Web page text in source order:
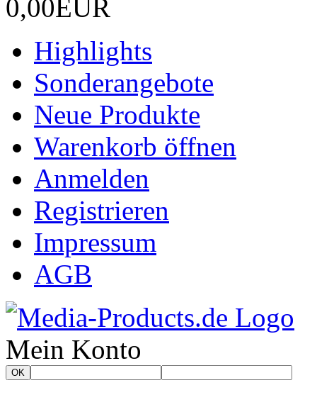
0,00EUR
Highlights
Sonderangebote
Neue Produkte
Warenkorb öffnen
Anmelden
Registrieren
Impressum
AGB
Mein Konto
OK